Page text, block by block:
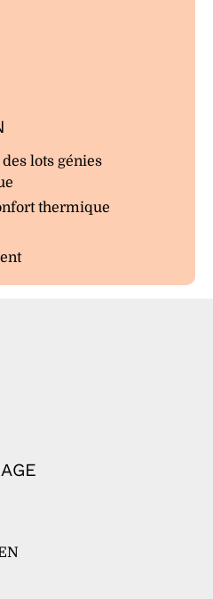
lots génies
thermique